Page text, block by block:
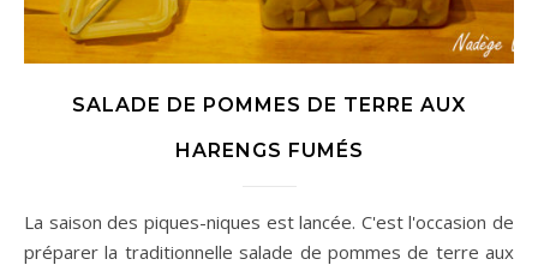
SALADE DE POMMES DE TERRE AUX
HARENGS FUMÉS
La saison des piques-niques est lancée. C'est l'occasion de
préparer la traditionnelle salade de pommes de terre aux